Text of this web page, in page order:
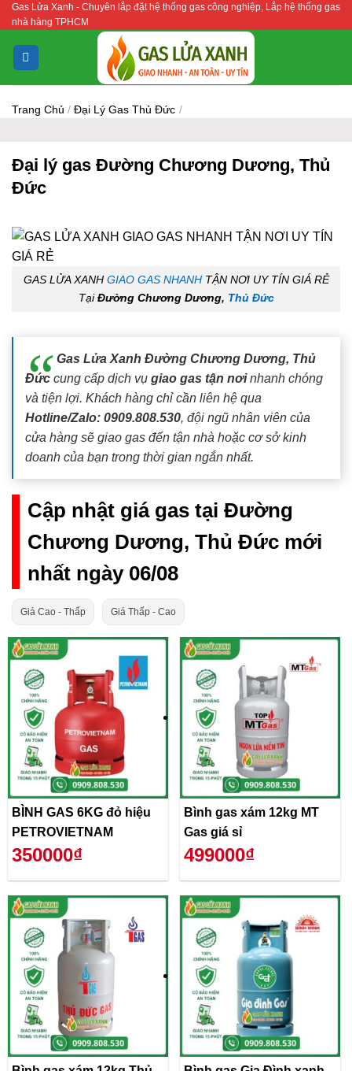
Bỏ
qua
nội
dung
Gas Lửa Xanh - Chuyên lắp đặt hệ thống gas công nghiệp, Lắp hệ thống gas
nhà hàng TPHCM
Trang Chủ / Đại Lý Gas Thủ Đức /
Đại lý gas Đường Chương Dương, Thủ
Đức
GAS LỬA XANH GIAO GAS NHANHTẬN NƠI UY TÍN GIÁ RẺ
TạiĐường Chương Dương, Thủ Đức
Gas Lửa Xanh Đường Chương Dương, Thủ
Đức cung cấp dịch vụ giao gas tận nơinhanh chóng
và tiện lợi. Khách hàng chỉ cần liên hệ qua
Hotline/Zalo: 0909.808.530, đội ngũ nhân viên của
cửa hàng sẽ giao gas đến tận nhà hoặc cơ sở kinh
doanh của bạn trong thời gian ngắn nhất.
Cập nhật giá gas tại Đường
Chương Dương, Thủ Đức mới
nhất ngày 06/08
Giá Cao - Thấp Giá Thấp - Cao
BÌNH GAS 6KG đỏ hiệu
PETROVIETNAM
350000₫
Bình gas xám 12kg MT
Gas giá sỉ
499000₫